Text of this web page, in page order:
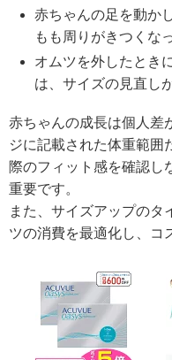
赤ちゃんの足を動か
もも周りがきつくな
オムツを外したとき
は、サイズの見直し
赤ちゃんの成長は個人差
ジに記載された体重範囲
際のフィット感を確認し
重要です。
また、サイズアップのタ
ツの消費を最適化し、コ